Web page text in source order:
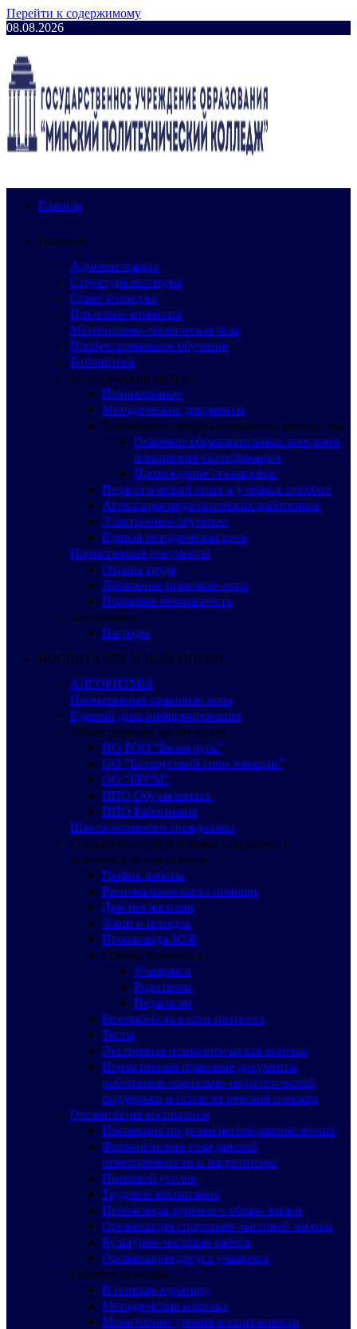
Перейти к содержимому
08.08.2026
Главная
Колледж
Администрация
Структура колледжа
Совет колледжа
Цикловые комиссии
Материально-техническая база
Профессиональное обучение
Библиотека
Методический кабинет
Планирование
Методические документы
Повышение профессионального мастерства
Освоение образовательных программ
повышения квалификации
Прохождение стажировок
Педагогический опыт и учебные пособия
Аттестация педагогических работников
Электронное обучение
Единая методическая цель
Нормативные документы
Охрана труда
Локальные правовые акты
Пожарная безопасность
Достижения
Награды
ВОСПИТАНИЕ И ИДЕОЛОГИЯ
АЛГОРИТМЫ
Нормативные правовые акты
Единый день информирования
Общественные организации
ПО РОО “Белая русь”
ОО “Белорусский союз женщин”
ОО “БРСМ”
ППО Обучающихся
ППО Работников
Школа активного гражданина
Социально-педагогическая поддержка и
психологическая помощь
График работы
Региональная карта помощи
Дом без насилия
Закон и порядок
Пропаганда ЗОЖ
Советы психолога
Учащимся
Родителям
Педагогам
Безопасность в сети интернет
Тесты
Экстренная психологическая помощь
Нормативные правовые документы
работников социально-педагогической
поддержки и психологической помощи
Организация воспитания
Инспекция по делам несовершеннолетних
Формирование гражданской
ответственности и патриотизма
Правовой уголок
Трудовое воспитание
Пропаганда здорового образа жизни
Организация спортивно-массовой работы
Культурно-массовая работа
Организация досуга учащихся
Кабинет куратора
В помощь куратору
Методическая копилка
Мониторинг уровня воспитанности